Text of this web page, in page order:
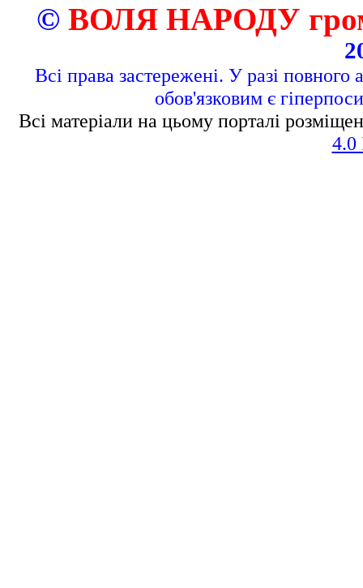
© ВОЛЯ НАРОДУ
Всі права застережені. У разі повного
обов'язковим є
Всі матеріали на цьому порталі
4.0